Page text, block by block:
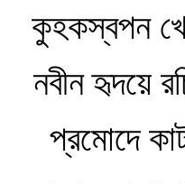
নবীন হৃদয়ে
নব